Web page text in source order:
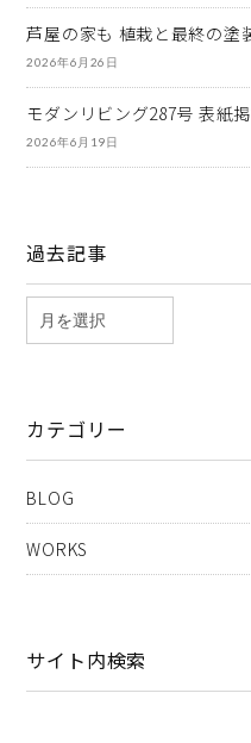
芦屋の家も 植栽と最終の塗
2026年6月26日
モダンリビング287号 表紙
2026年6月19日
過去記事
カテゴリー
BLOG
WORKS
サイト内検索